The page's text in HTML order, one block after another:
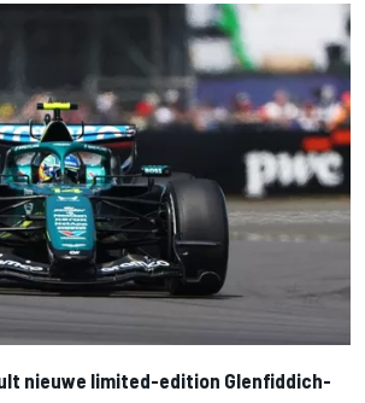
nieuwe limited-edition Glenfiddich-